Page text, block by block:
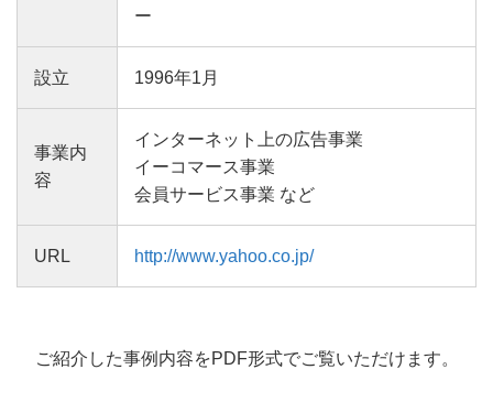
ー
設立 1996年1月
事業内
容
インターネット上の広告事業
イーコマース事業
会員サービス事業 など
URL http://www.yahoo.co.jp/
ご紹介した事例内容をPDF形式でご覧いただけます。